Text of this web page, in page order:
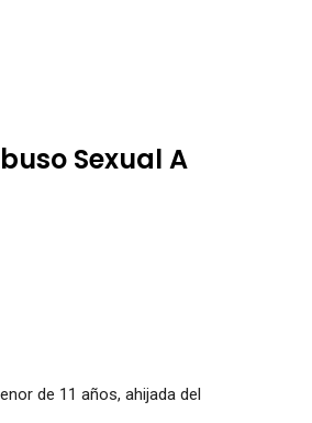
Sexual A
de 11 años, ahijada del